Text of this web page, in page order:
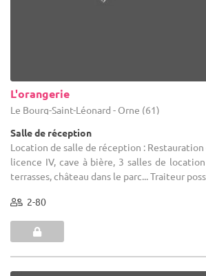
L'orangerie
Le Bourg-Saint-Léonard - Orne (61)
Salle de réception
Location de salle de réception :
licence IV, cave à bière, 3 salles de
terrasses, château dans le parc... Traiteur
2-80